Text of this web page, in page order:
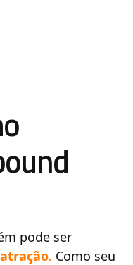
pode ser
Como seu